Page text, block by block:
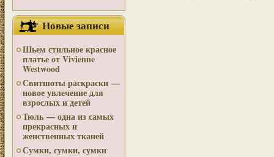
Новые записи
Шьем стильное красное
платье от Vivienne
Westwood
Свитшоты раскраски —
новое увлечение для
взрослых и детей
Тюль — одна из самых
прекрасных и
женственных тканей
Сумки, сумки, сумки